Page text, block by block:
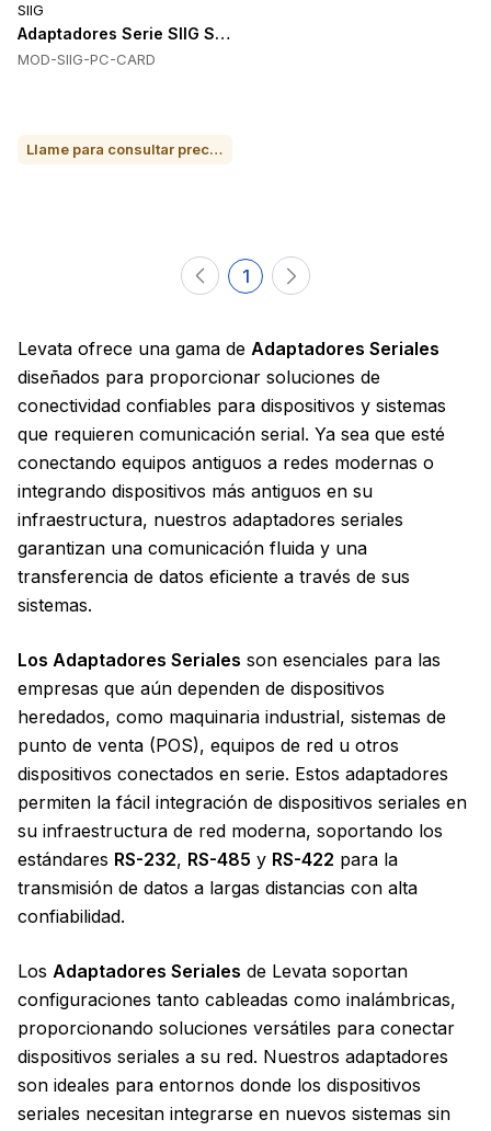
SIIG
Adaptadores Serie SIIG SIIG-PC-CARD
MOD-SIIG-PC-CARD
Llame para consultar precio o para comprar
1
Levata ofrece una gama de Adaptadores Seriales
diseñados para proporcionar soluciones de
conectividad confiables para dispositivos y sistemas
que requieren comunicación serial. Ya sea que esté
conectando equipos antiguos a redes modernas o
integrando dispositivos más antiguos en su
infraestructura, nuestros adaptadores seriales
garantizan una comunicación fluida y una
transferencia de datos eficiente a través de sus
sistemas.
Los Adaptadores Seriales son esenciales para las
empresas que aún dependen de dispositivos
heredados, como maquinaria industrial, sistemas de
punto de venta (POS), equipos de red u otros
dispositivos conectados en serie. Estos adaptadores
permiten la fácil integración de dispositivos seriales en
su infraestructura de red moderna, soportando los
estándares RS-232, RS-485 y RS-422 para la
transmisión de datos a largas distancias con alta
confiabilidad.
Los Adaptadores Seriales de Levata soportan
configuraciones tanto cableadas como inalámbricas,
proporcionando soluciones versátiles para conectar
dispositivos seriales a su red. Nuestros adaptadores
son ideales para entornos donde los dispositivos
seriales necesitan integrarse en nuevos sistemas sin